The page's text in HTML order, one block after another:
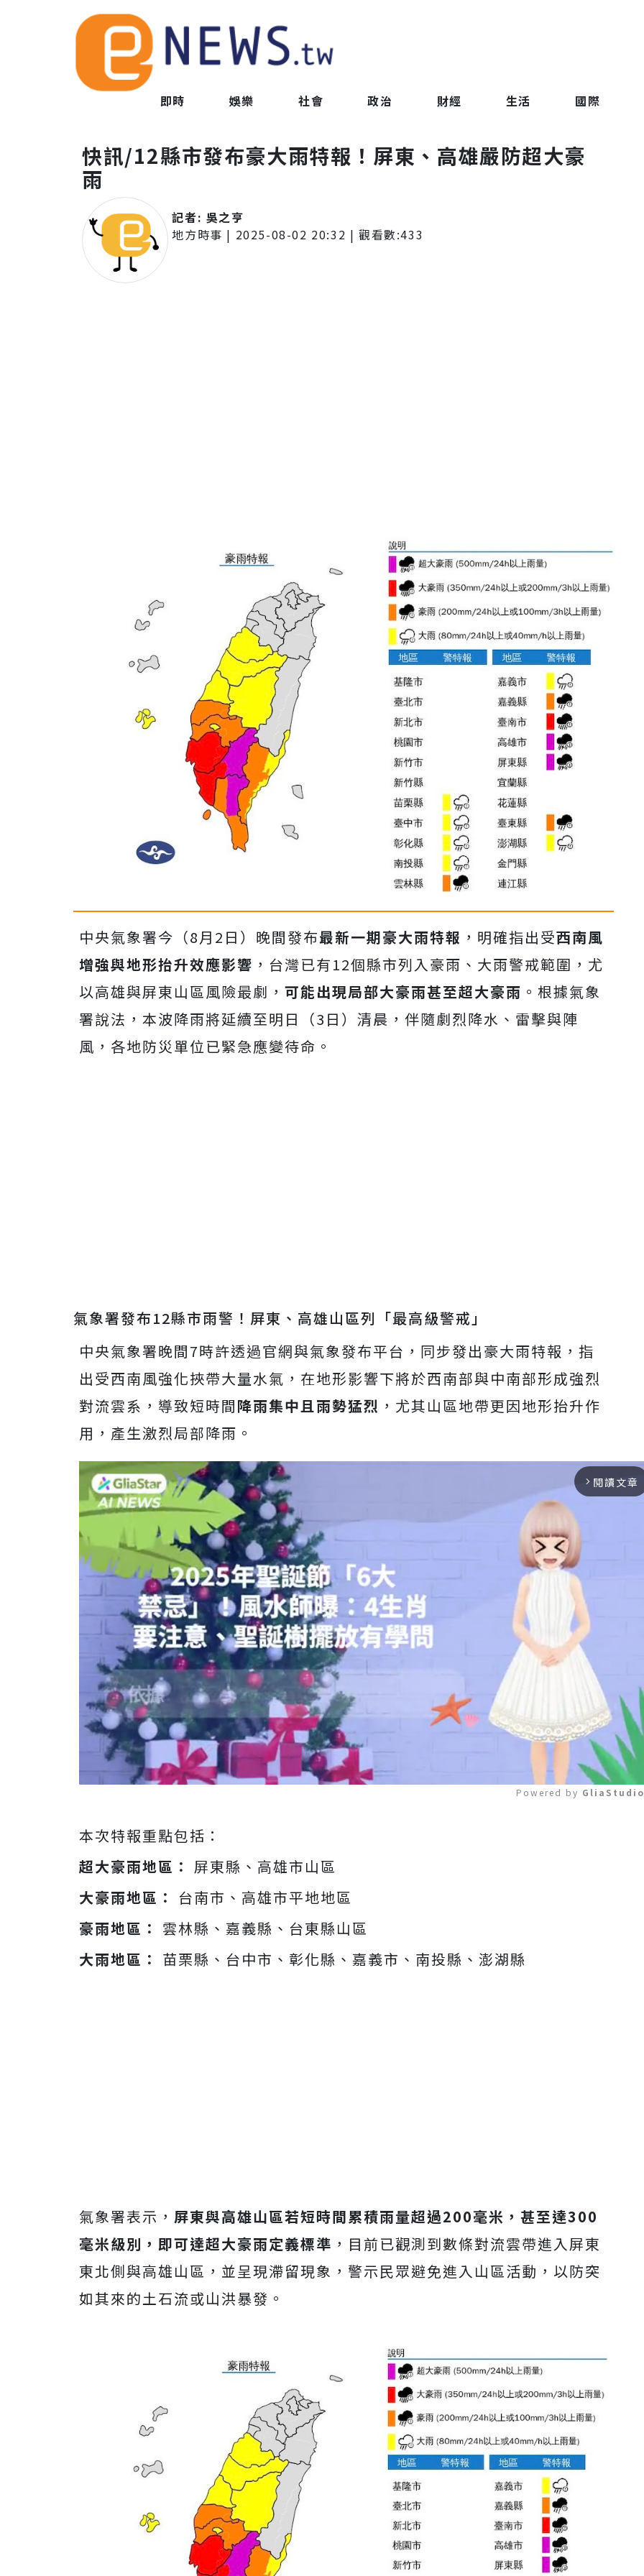
即時 娛樂 社會 政治 財經 生活 國際
快訊/12縣市發布豪大雨特報！屏東、高雄嚴防超大豪
雨
記者: 吳之亨
地方時事 | 2025-08-02 20:32 | 觀看數:433
中央氣象署今（8月2日）晚間發布最新一期豪大雨特報 ，明確指出受西南風
增強與地形抬升效應影響 ，台灣已有12個縣市列入豪雨、大雨警戒範圍，尤
以高雄與屏東山區風險最劇， 可能出現局部大豪雨甚至超大豪雨 。根據氣象
署說法，本波降雨將延續至明日（3日）清晨，伴隨劇烈降水、雷擊與陣
風，各地防災單位已緊急應變待命。
氣象署發布12縣市雨警！屏東、高雄山區列「最高級警戒」
中央氣象署晚間7時許透過官網與氣象發布平台，同步發出豪大雨特報，指
出受西南風強化挾帶大量水氣，在地形影響下將於西南部與中南部形成強烈
對流雲系，導致短時間降雨集中且雨勢猛烈 ，尤其山區地帶更因地形抬升作
用，產生激烈局部降雨。
arrow_forward_ios 閱讀文章
Powered by
本次特報重點包括：
超大豪雨地區： 屏東縣、高雄市山區
大豪雨地區：
台南市、高雄市平地地區
豪雨地區： 雲林縣、嘉義縣、台東縣山區
大雨地區： 苗栗縣、台中市、彰化縣、嘉義市、南投縣、澎湖縣
氣象署表示， 屏東與高雄山區若短時間累積雨量超過200毫米，甚至達300
毫米級別，即可達超大豪雨定義標準 ，目前已觀測到數條對流雲帶進入屏東
東北側與高雄山區，並呈現滯留現象，警示民眾避免進入山區活動，以防突
如其來的土石流或山洪暴發。